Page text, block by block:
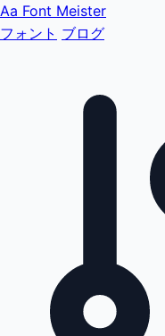
Aa Font Meister
フォント ブログ